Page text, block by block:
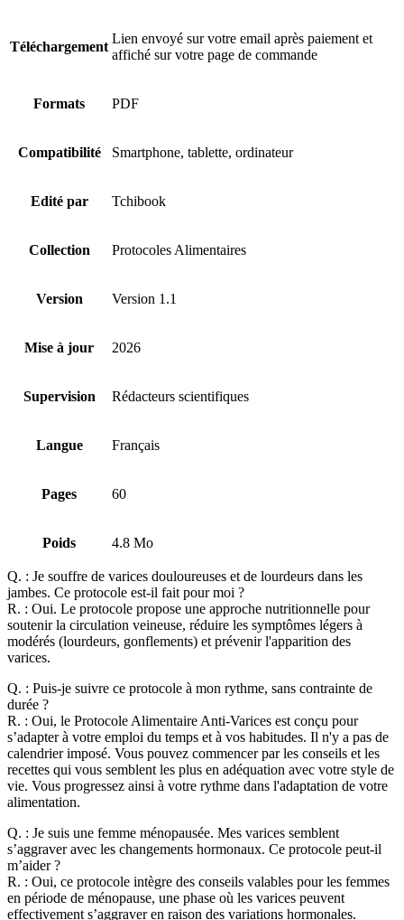
Téléchargement
Lien envoyé sur votre email après paiement et
affiché sur votre page de commande
Formats PDF
Compatibilité Smartphone, tablette, ordinateur
Edité par Tchibook
Collection Protocoles Alimentaires
Version Version 1.1
Mise à jour 2026
Supervision Rédacteurs scientifiques
Langue Français
Pages 60
Poids 4.8 Mo
Q. : Je souffre de varices douloureuses et de lourdeurs dans les
jambes. Ce protocole est-il fait pour moi ?
R. : Oui. Le protocole propose une approche nutritionnelle pour
soutenir la circulation veineuse, réduire les symptômes légers à
modérés (lourdeurs, gonflements) et prévenir l'apparition des
varices.
Q. : Puis-je suivre ce protocole à mon rythme, sans contrainte de
durée ?
R. : Oui, le Protocole Alimentaire Anti-Varices est conçu pour
s’adapter à votre emploi du temps et à vos habitudes. Il n'y a pas de
calendrier imposé. Vous pouvez commencer par les conseils et les
recettes qui vous semblent les plus en adéquation avec votre style de
vie. Vous progressez ainsi à votre rythme dans l'adaptation de votre
alimentation.
Q. : Je suis une femme ménopausée. Mes varices semblent
s’aggraver avec les changements hormonaux. Ce protocole peut-il
m’aider ?
R. : Oui, ce protocole intègre des conseils valables pour les femmes
en période de ménopause, une phase où les varices peuvent
effectivement s’aggraver en raison des variations hormonales.